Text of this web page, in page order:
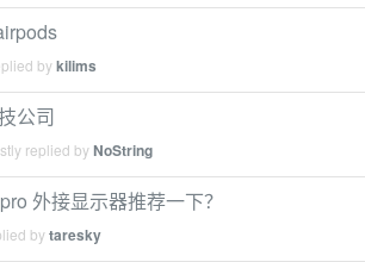
bykilims
公司
replied byNoString
外接显示器推荐一下？
bytaresky